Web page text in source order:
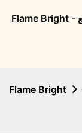
Flame Bright